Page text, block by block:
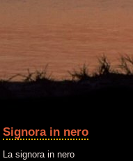
Signora in nero
La signora in nero